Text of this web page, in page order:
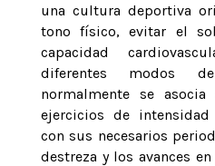
una cultura deportiva
tono físico, evitar el
capacidad
diferentes modos
normalmente se
ejercicios de
con sus necesarios
destreza y los avances